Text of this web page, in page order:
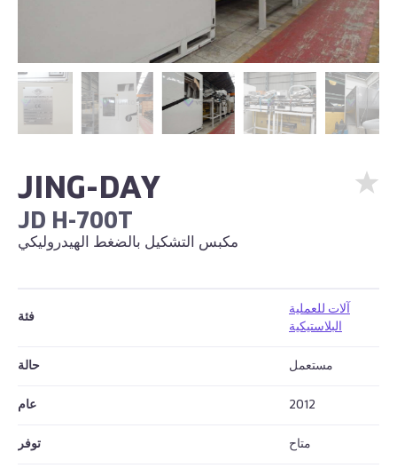
JING-DAY
JD H-700T
مكبس التشكيل بالضغط الهيدروليكي
فئة
آلات للعملية
البلاستيكية
حالة مستعمل
عام 2012
توفر متاح